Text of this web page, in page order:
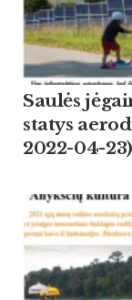
Saulės
statys
2022-04-23)